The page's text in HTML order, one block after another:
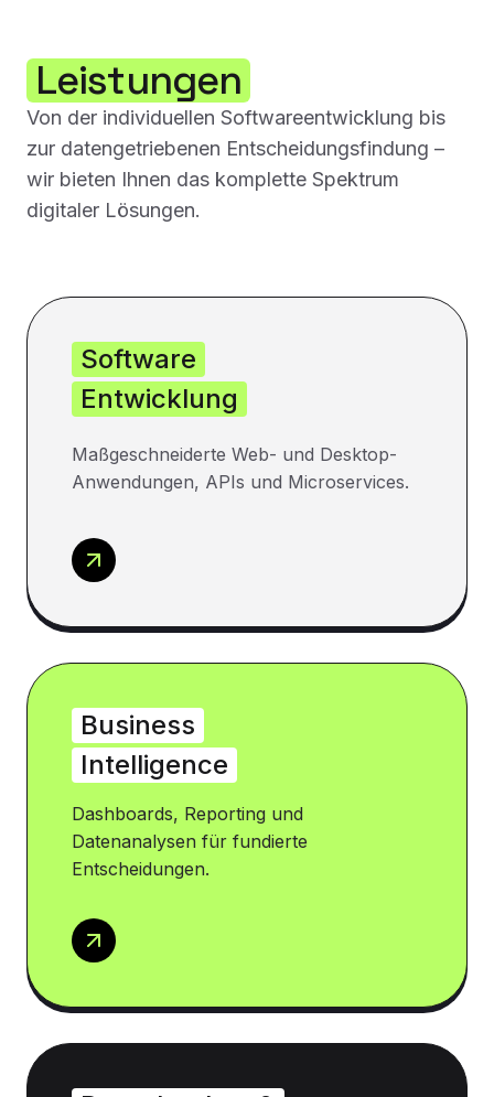
Leistungen
Von der individuellen Softwareentwicklung bis
zur datengetriebenen Entscheidungsfindung –
wir bieten Ihnen das komplette Spektrum
digitaler Lösungen.
Software
Entwicklung
Maßgeschneiderte Web- und Desktop-
Anwendungen, APIs und Microservices.
Business
Intelligence
Dashboards, Reporting und
Datenanalysen für fundierte
Entscheidungen.